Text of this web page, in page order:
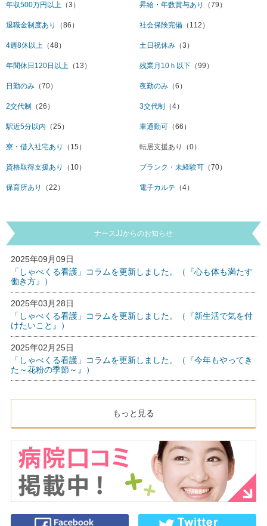
年収500万円以上 （3） 昇給・年数賞与あり （79）
退職金制度あり （86） 社会保険完備 （112）
4週8休以上 （48） 土日祝休み （3）
年間休日120日以上 （13） 残業月10ｈ以下 （99）
日勤のみ （70） 夜勤のみ （6）
2交代制 （26） 3交代制 （4）
駅近5分以内 （25） 車通勤可 （66）
寮・借入社宅あり （15） 転居支援あり （0）
資格取得支援あり （10） ブランク・未経験可 （70）
保育所あり （22） 電子カルテ （4）
ナースJJからのお知らせ
2025年09月09日
「しゃべくる看護」コラムを更新しました。（『心も体も満たす
働き方』）
2025年03月28日
「しゃべくる看護」コラムを更新しました。（『新生活で気を付
けたいこと』）
2025年02月25日
「しゃべくる看護」コラムを更新しました。（『今年もやってき
た～花粉の季節～』）
もっと見る